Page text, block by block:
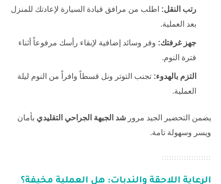
رتب النقل: اطلب من مرافق قيادة السيارة لإعادتك للمنزل
بعد العملية.
جهز غرفتك: وفر وسائد إضافية لإبقاء رأسك مرفوعاً أثناء
فترة النوم.
التزم بالهدوء: تجنب التوتر ونل قسطاً وافراً من النوم ليلة
العملية.
يضمن التحضير الجيد مرور شد الجبهة الجراحي التقليدي بأمان
ويسر وسهولة تامة.
الرعاية اللاحقة والندبات: هل العملية مخيفة؟